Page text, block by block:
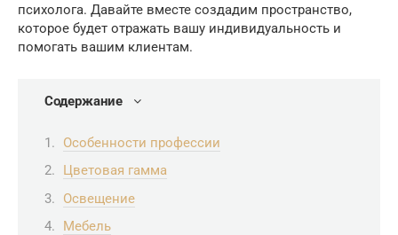
психолога. Давайте вместе создадим пространство,
которое будет отражать вашу индивидуальность и
помогать вашим клиентам.
Содержание
Особенности профессии
Цветовая гамма
Освещение
Мебель